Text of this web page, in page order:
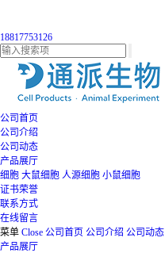
18817753126
公司首页
公司介绍
公司动态
产品展厅
细胞 大鼠细胞 人源细胞 小鼠细胞
证书荣誉
联系方式
在线留言
菜单 Close 公司首页 公司介绍 公司动态
产品展厅